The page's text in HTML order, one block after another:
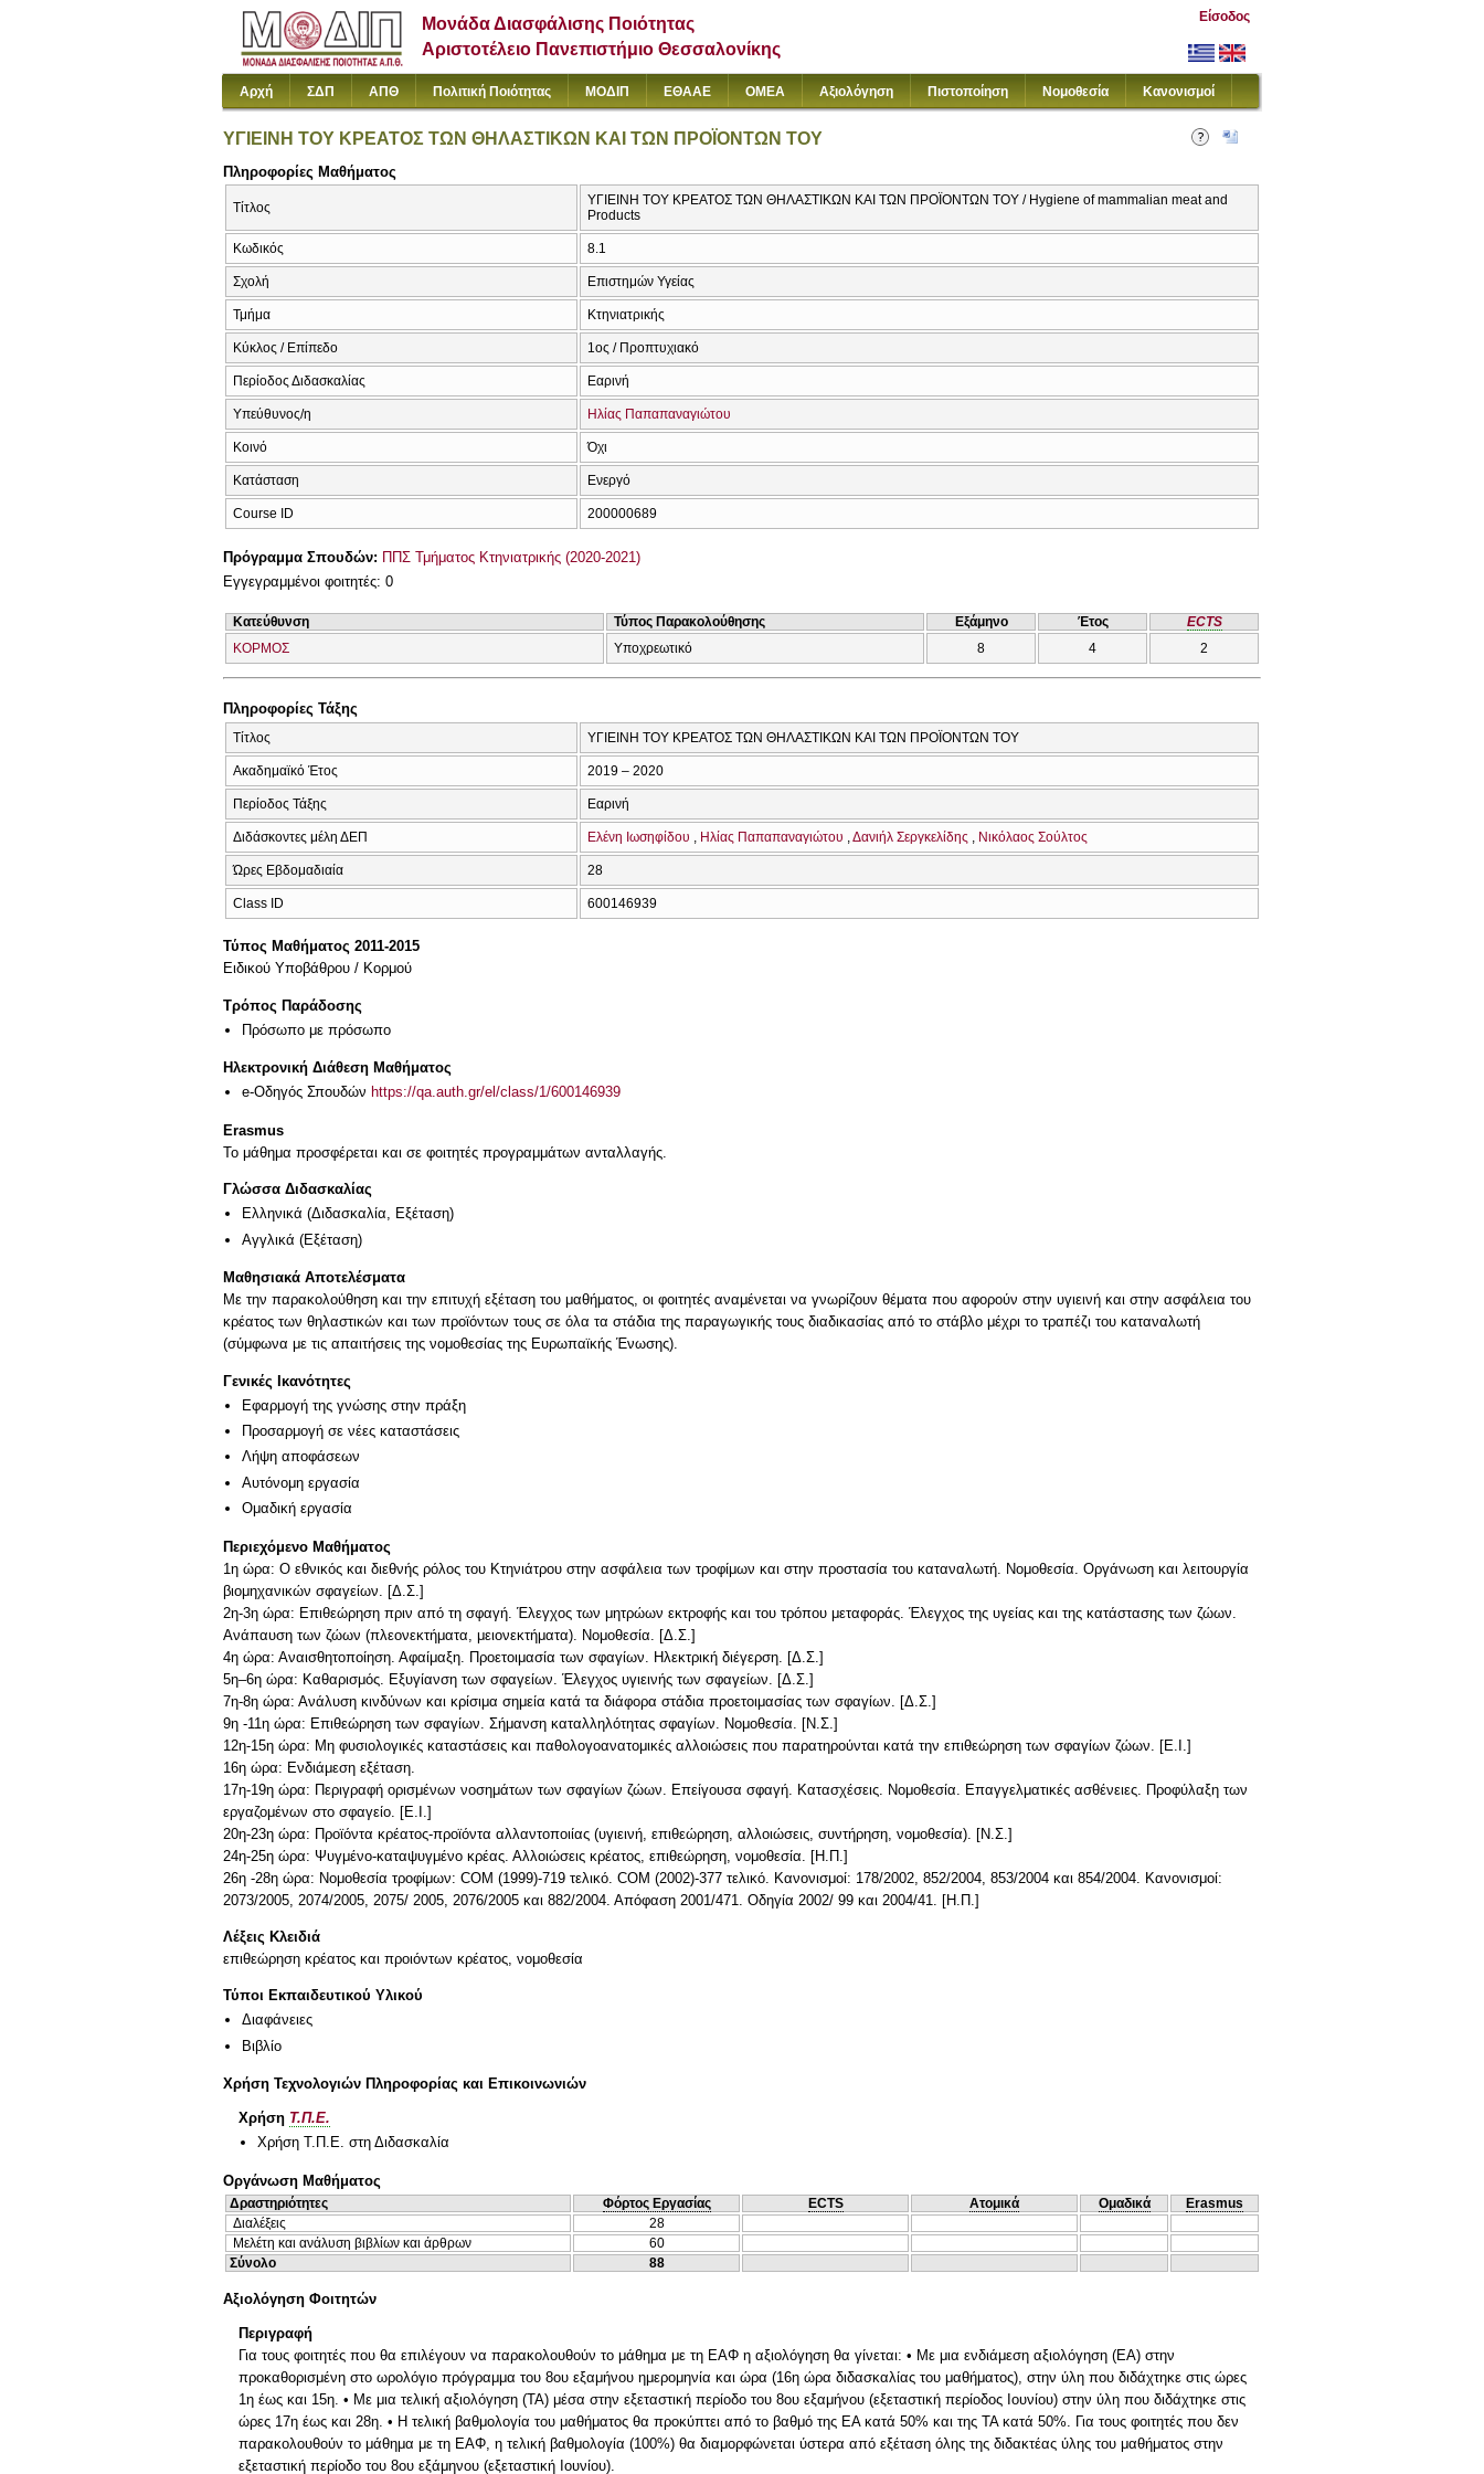
Μονάδα Διασφάλισης Ποιότητας
Αριστοτέλειο Πανεπιστήμιο Θεσσαλονίκης
Είσοδος
Αρχή ΣΔΠ ΑΠΘ Πολιτική Ποιότητας ΜΟΔΙΠ ΕΘΑΑΕ ΟΜΕΑ Αξιολόγηση Πιστοποίηση Νομοθεσία Κανονισμοί
ΥΓΙΕΙΝΗ ΤΟΥ ΚΡΕΑΤΟΣ ΤΩΝ ΘΗΛΑΣΤΙΚΩΝ ΚΑΙ ΤΩΝ ΠΡΟΪΟΝΤΩΝ ΤΟΥ
Πληροφορίες Μαθήματος
Τίτλος
ΥΓΙΕΙΝΗ ΤΟΥ ΚΡΕΑΤΟΣ ΤΩΝ ΘΗΛΑΣΤΙΚΩΝ ΚΑΙ ΤΩΝ ΠΡΟΪΟΝΤΩΝ ΤΟΥ / Hygiene of mammalian meat and
Products
Κωδικός 8.1
Σχολή Επιστημών Υγείας
Τμήμα Κτηνιατρικής
Κύκλος / Επίπεδο 1ος / Προπτυχιακό
Περίοδος Διδασκαλίας Εαρινή
Υπεύθυνος/η Ηλίας Παπαπαναγιώτου
Κοινό Όχι
Κατάσταση Ενεργό
Course ID 200000689
Πρόγραμμα Σπουδών: ΠΠΣ Τμήματος Κτηνιατρικής (2020-2021)
Εγγεγραμμένοι φοιτητές: 0
Κατεύθυνση Τύπος Παρακολούθησης Εξάμηνο Έτος
ECTS
ΚΟΡΜΟΣ
Υποχρεωτικό 8 4 2
Πληροφορίες Τάξης
Τίτλος ΥΓΙΕΙΝΗ ΤΟΥ ΚΡΕΑΤΟΣ ΤΩΝ ΘΗΛΑΣΤΙΚΩΝ ΚΑΙ ΤΩΝ ΠΡΟΪΟΝΤΩΝ ΤΟΥ
Ακαδημαϊκό Έτος 2019 – 2020
Περίοδος Τάξης Εαρινή
Διδάσκοντες μέλη ΔΕΠ Ελένη Ιωσηφίδου Ηλίας Παπαπαναγιώτου Δανιήλ Σεργκελίδης Νικόλαος Σούλτος
Ώρες Εβδομαδιαία 28
Class ID 600146939
Τύπος Μαθήματος 2011-2015
Ειδικού Υποβάθρου / Κορμού
Τρόπος Παράδοσης
Πρόσωπο με πρόσωπο
Ηλεκτρονική Διάθεση Μαθήματος
e-Οδηγός Σπουδών https://qa.auth.gr/el/class/1/600146939
Erasmus
Το μάθημα προσφέρεται και σε φοιτητές προγραμμάτων ανταλλαγής.
Γλώσσα Διδασκαλίας
Ελληνικά (Διδασκαλία, Εξέταση)
Αγγλικά (Εξέταση)
Μαθησιακά Αποτελέσματα
Με την παρακολούθηση και την επιτυχή εξέταση του μαθήματος, οι φοιτητές αναμένεται να γνωρίζουν θέματα που αφορούν στην υγιεινή και στην ασφάλεια του
κρέατος των θηλαστικών και των προϊόντων τους σε όλα τα στάδια της παραγωγικής τους διαδικασίας από το στάβλο μέχρι το τραπέζι του καταναλωτή
(σύμφωνα με τις απαιτήσεις της νομοθεσίας της Ευρωπαϊκής Ένωσης).
Γενικές Ικανότητες
Εφαρμογή της γνώσης στην πράξη
Προσαρμογή σε νέες καταστάσεις
Λήψη αποφάσεων
Αυτόνομη εργασία
Ομαδική εργασία
Περιεχόμενο Μαθήματος
1η ώρα: Ο εθνικός και διεθνής ρόλος του Κτηνιάτρου στην ασφάλεια των τροφίμων και στην προστασία του καταναλωτή. Νομοθεσία. Οργάνωση και λειτουργία
βιομηχανικών σφαγείων. [Δ.Σ.]
2η-3η ώρα: Επιθεώρηση πριν από τη σφαγή. Έλεγχος των μητρώων εκτροφής και του τρόπου μεταφοράς. Έλεγχος της υγείας και της κατάστασης των ζώων.
Ανάπαυση των ζώων (πλεονεκτήματα, μειονεκτήματα). Νομοθεσία. [Δ.Σ.]
4η ώρα: Αναισθητοποίηση. Αφαίμαξη. Προετοιμασία των σφαγίων. Ηλεκτρική διέγερση. [Δ.Σ.]
5η–6η ώρα: Καθαρισμός. Εξυγίανση των σφαγείων. Έλεγχος υγιεινής των σφαγείων. [Δ.Σ.]
7η-8η ώρα: Ανάλυση κινδύνων και κρίσιμα σημεία κατά τα διάφορα στάδια προετοιμασίας των σφαγίων. [Δ.Σ.]
9η -11η ώρα: Επιθεώρηση των σφαγίων. Σήμανση καταλληλότητας σφαγίων. Νομοθεσία. [Ν.Σ.]
12η-15η ώρα: Μη φυσιολογικές καταστάσεις και παθολογοανατομικές αλλοιώσεις που παρατηρούνται κατά την επιθεώρηση των σφαγίων ζώων. [Ε.Ι.]
16η ώρα: Ενδιάμεση εξέταση.
17η-19η ώρα: Περιγραφή ορισμένων νοσημάτων των σφαγίων ζώων. Επείγουσα σφαγή. Κατασχέσεις. Νομοθεσία. Επαγγελματικές ασθένειες. Προφύλαξη των
εργαζομένων στο σφαγείο. [Ε.Ι.]
20η-23η ώρα: Προϊόντα κρέατος-προϊόντα αλλαντοποιίας (υγιεινή, επιθεώρηση, αλλοιώσεις, συντήρηση, νομοθεσία). [Ν.Σ.]
24η-25η ώρα: Ψυγμένo-καταψυγμένo κρέας. Αλλοιώσεις κρέατος, επιθεώρηση, νομοθεσία. [Η.Π.]
26η -28η ώρα: Νομοθεσία τροφίμων: COM (1999)-719 τελικό. COM (2002)-377 τελικό. Κανονισμοί: 178/2002, 852/2004, 853/2004 και 854/2004. Κανονισμοί:
Λέξεις Κλειδιά
επιθεώρηση κρέατος και προιόντων κρέατος, νομοθεσία
Τύποι Εκπαιδευτικού Υλικού
Διαφάνειες
Βιβλίο
Χρήση Τεχνολογιών Πληροφορίας και Επικοινωνιών
Χρήση Τ.Π.Ε.
Χρήση Τ.Π.Ε. στη Διδασκαλία
Οργάνωση Μαθήματος
Δραστηριότητες Φόρτος Εργασίας ECTS Ατομικά Ομαδικά
Erasmus
Διαλέξεις
28
Μελέτη και ανάλυση βιβλίων και άρθρων
60
Σύνολο
88
Αξιολόγηση Φοιτητών
Περιγραφή
Για τους φοιτητές που θα επιλέγουν να παρακολουθούν το μάθημα με τη ΕΑΦ η αξιολόγηση θα γίνεται: • Με μια ενδιάμεση αξιολόγηση (ΕΑ) στην
προκαθορισμένη στο ωρολόγιο πρόγραμμα του 8ου εξαμήνου ημερομηνία και ώρα (16η ώρα διδασκαλίας του μαθήματος), στην ύλη που διδάχτηκε στις ώρες
1η έως και 15η. • Με μια τελική αξιολόγηση (ΤΑ) μέσα στην εξεταστική περίοδο του 8ου εξαμήνου (εξεταστική περίοδος Ιουνίου) στην ύλη που διδάχτηκε στις
ώρες 17η έως και 28η. • Η τελική βαθμολογία του μαθήματος θα προκύπτει από το βαθμό της ΕΑ κατά 50% και της ΤΑ κατά 50%. Για τους φοιτητές που δεν
παρακολουθούν το μάθημα με τη ΕΑΦ, η τελική βαθμολογία (100%) θα διαμορφώνεται ύστερα από εξέταση όλης της διδακτέας ύλης του μαθήματος στην
εξεταστική περίοδο του 8ου εξάμηνου (εξεταστική Ιουνίου).